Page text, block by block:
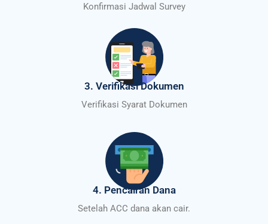
Konfirmasi Jadwal Survey
3. Verifikasi Dokumen
Verifikasi Syarat Dokumen
4. Pencairan Dana
Setelah ACC dana akan cair.